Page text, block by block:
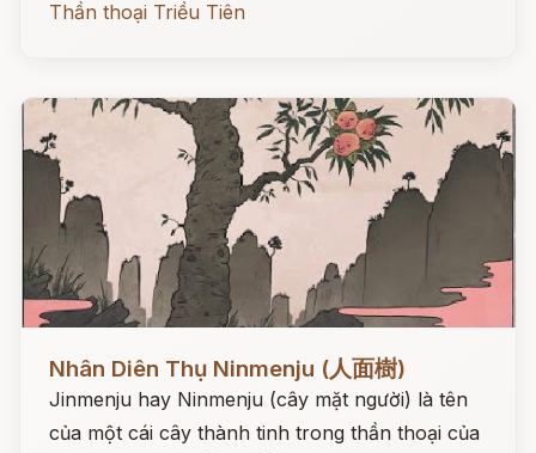
Thần thoại Triều Tiên
Nhân Diên Thụ Ninmenju (人面樹)
Jinmenju hay Ninmenju (cây mặt người) là tên
của một cái cây thành tinh trong thần thoại của